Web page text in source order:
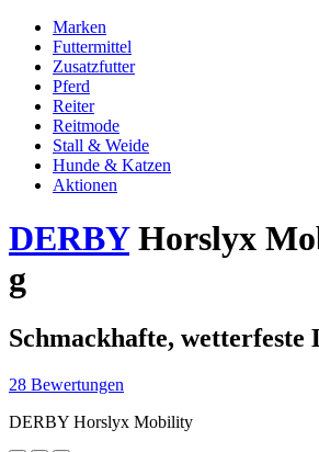
Marken
Futtermittel
Zusatzfutter
Pferd
Reiter
Reitmode
Stall & Weide
Hunde & Katzen
Aktionen
DERBYHorslyx
g
Schmackhafte, wetterfeste
28 Bewertungen
DERBY Horslyx Mobility